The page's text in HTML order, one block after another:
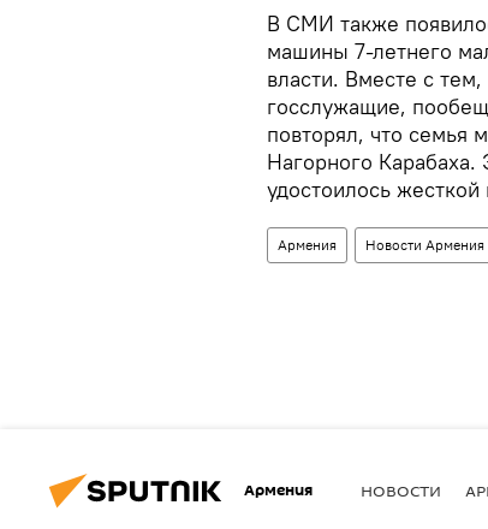
В СМИ также
машины 7-летнего
власти. Вместе с
госслужащие,
повторял, что семья
Нагорного
удостоилось
Армения Новости Армения
Армения НОВОСТИ